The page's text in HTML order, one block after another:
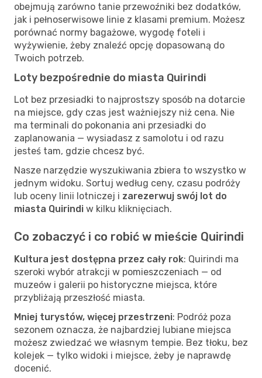
obejmują zarówno tanie przewoźniki bez dodatków,
jak i pełnoserwisowe linie z klasami premium. Możesz
porównać normy bagażowe, wygodę foteli i
wyżywienie, żeby znaleźć opcję dopasowaną do
Twoich potrzeb.
Loty bezpośrednie do miasta Quirindi
Lot bez przesiadki to najprostszy sposób na dotarcie
na miejsce, gdy czas jest ważniejszy niż cena. Nie
ma terminali do pokonania ani przesiadki do
zaplanowania — wysiadasz z samolotu i od razu
jesteś tam, gdzie chcesz być.
Nasze narzędzie wyszukiwania zbiera to wszystko w
jednym widoku. Sortuj według ceny, czasu podróży
lub oceny linii lotniczej i zarezerwuj swój lot do
miasta Quirindi w kilku kliknięciach.
Co zobaczyć i co robić w mieście Quirindi
Kultura jest dostępna przez cały rok: Quirindi ma
szeroki wybór atrakcji w pomieszczeniach — od
muzeów i galerii po historyczne miejsca, które
przybliżają przeszłość miasta.
Mniej turystów, więcej przestrzeni: Podróż poza
sezonem oznacza, że najbardziej lubiane miejsca
możesz zwiedzać we własnym tempie. Bez tłoku, bez
kolejek — tylko widoki i miejsce, żeby je naprawdę
docenić.